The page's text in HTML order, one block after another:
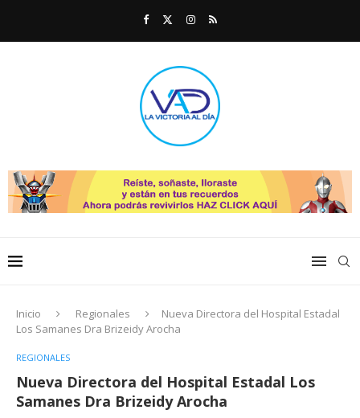
Inicio Regionales
Nueva Directora del Hospital Estadal
Los Samanes Dra Brizeidy Arocha
REGIONALES
Nueva Directora del Hospital Estadal Los
Samanes Dra Brizeidy Arocha